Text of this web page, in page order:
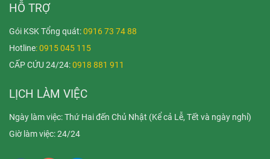
HỖ TRỢ
Gói KSK Tổng quát:0916 73 74 88
Hotline: 0915 045 115
CẤP CỨU 24/24:0918 881 911
LỊCH LÀM VIỆC
Ngày làm việc: Thứ Hai đến Chủ Nhật (Kể cả Lễ, Tết và ngày nghỉ)
Giờ làm việc: 24/24